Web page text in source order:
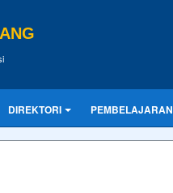
DIREKTORI PEMBELAJARAN